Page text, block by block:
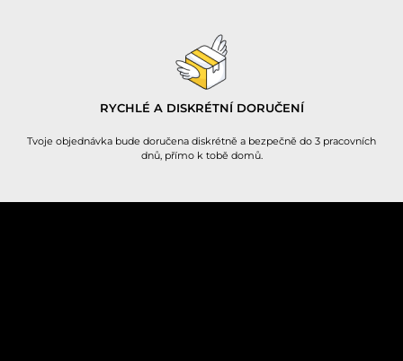
RYCHLÉ A DISKRÉTNÍ DORUČENÍ
Tvoje objednávka bude doručena diskrétně a bezpečně do 3 pracovních
dnů, přímo k tobě domů.